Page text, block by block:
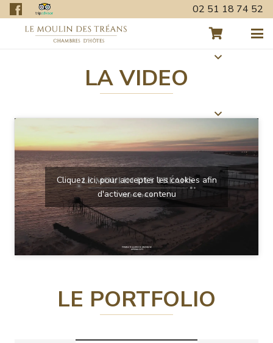
02 51 18 74 52
LA VIDEO
Cliquez ici, pour accepter les cookies afin
d'activer ce contenu
LE PORTFOLIO